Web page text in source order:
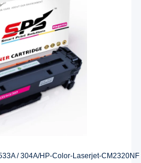
/ 304A/HP-Color-Laserjet-CM2320NF